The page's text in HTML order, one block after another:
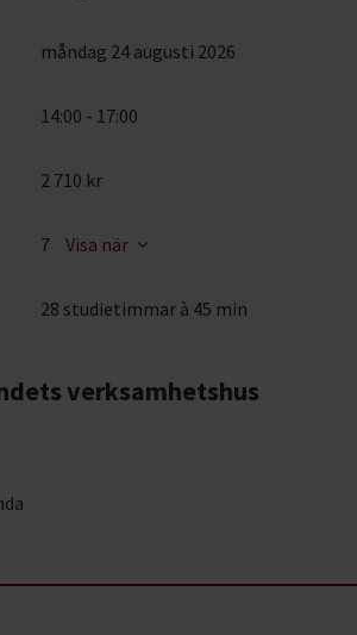
måndag 24 augusti 2026
14:00 - 17:00
2 710 kr
7 Visa när
28 studietimmar à 45 min
verksamhetshus